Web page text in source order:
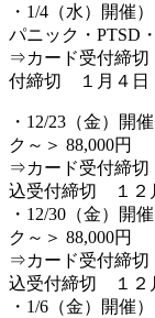
・1/4（水）開催
パニック・PTSD
⇒カード受付締
付締切 １月４日
・12/23（金）開
ク～＞ 88,000円
⇒カード受付締
込受付締切 １２
・12/30（金）開
ク～＞ 88,000円
⇒カード受付締
込受付締切 １２
・1/6（金）開催